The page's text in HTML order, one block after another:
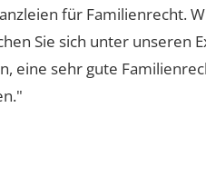
für Familienrecht.
Sie sich unter unseren
eine sehr gute